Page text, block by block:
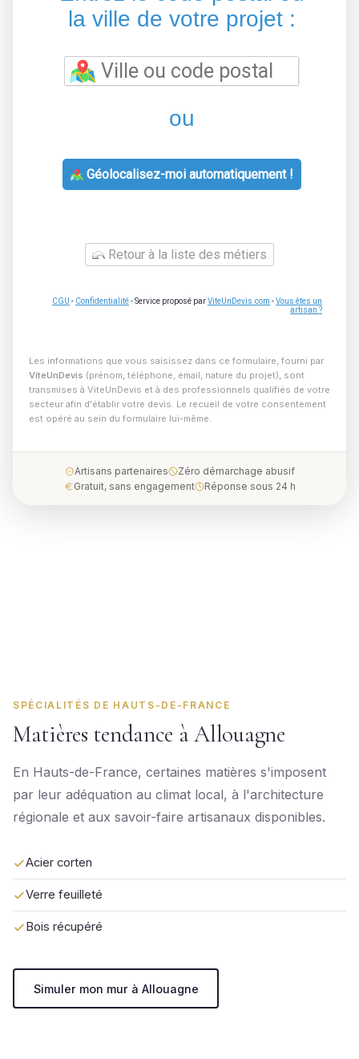
la ville de votre projet :
ou
Géolocalisez-moi automatiquement !
Retour à la liste des métiers
CGU - Confidentialité- Service proposé parViteUnDevis.com -Vous êtes un
artisan ?
Les informations que vous saisissez dans ce formulaire, fourni par
ViteUnDevis (prénom, téléphone, email, nature du projet), sont
transmises à ViteUnDevis et à des professionnels qualifiés de votre
secteur afin d'établir votre devis. Le recueil de votre consentement
est opéré au sein du formulaire lui-même.
Artisans partenaires
Zéro démarchage abusif
Gratuit, sans engagement
Réponse sous 24 h
SPÉCIALITÉS DE HAUTS-DE-FRANCE
Matières tendance à Allouagne
En Hauts-de-France, certaines matières s'imposent
par leur adéquation au climat local, à l'architecture
régionale et aux savoir-faire artisanaux disponibles.
Acier corten
Verre feuilleté
Bois récupéré
Simuler mon mur à Allouagne